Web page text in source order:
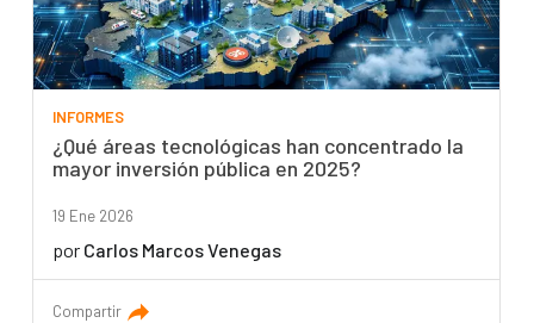
INFORMES
¿Qué áreas tecnológicas han concentrado la
mayor inversión pública en 2025?
19 Ene 2026
por Carlos Marcos Venegas
Compartir